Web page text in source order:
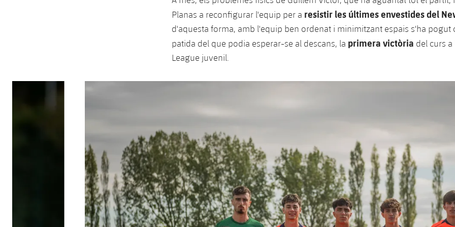
Planas a reconfigurar l'equip per a resistir les últimes envestides del
d'aquesta forma, amb l'equip ben ordenat i minimitzant espais s'ha pogut
patida del que podia esperar-se al descans, la primera victòria del curs
League juvenil.